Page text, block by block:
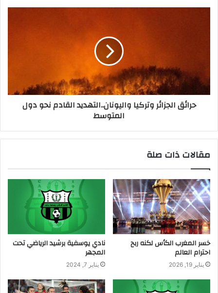
حرائق الجزائر وتركيا واليونان..التهديد القادم نحو دول
المتوسط
مقالات ذات صلة
خسر المغرب الكأس لكنه ربح
احترام العالم
يناير 19, 2026
نادي يوسفية برشيد الرياضي تحت
المجهر
يناير 7, 2024